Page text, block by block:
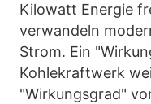
Kilowatt Energie
verwandeln
Strom. Ein
Kohlekraftwerk
"Wirkungsgrad"